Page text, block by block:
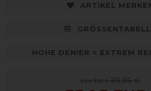
ARTIKEL
HOHE DENIER = EXTREM
vorher 39,95 €